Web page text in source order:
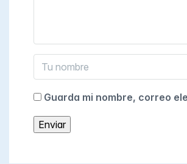
Guarda mi nombre, correo